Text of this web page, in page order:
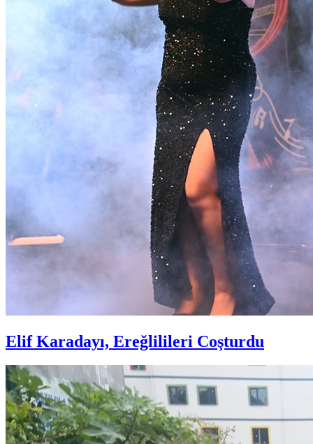
Elif Karadayı, Ereğlilileri Coşturdu